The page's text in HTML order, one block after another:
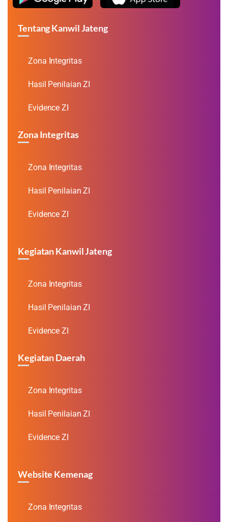
Tentang Kanwil Jateng
Zona Integritas
Hasil Penilaian ZI
Evidence ZI
Zona Integritas
Zona Integritas
Hasil Penilaian ZI
Evidence ZI
Kegiatan Kanwil Jateng
Zona Integritas
Hasil Penilaian ZI
Evidence ZI
Kegiatan Daerah
Zona Integritas
Hasil Penilaian ZI
Evidence ZI
Website Kemenag
Zona Integritas